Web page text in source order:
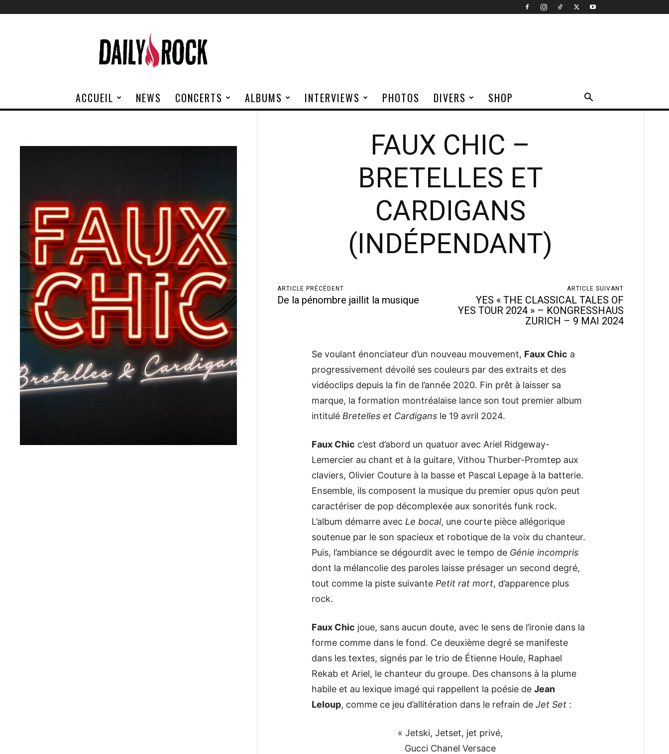
Rock
ACCUEIL NEWS CONCERTS ALBUMS INTERVIEWS PHOTOS DIVERS SHOP
FAUX CHIC –
BRETELLES ET
CARDIGANS
(INDÉPENDANT)
ARTICLE PRÉCÉDENT
De la pénombre jaillit la musique
ARTICLE SUIVANT
YES « THE CLASSICAL TALES OF
YES TOUR 2024 » – KONGRESSHAUS
ZURICH – 9 MAI 2024
Se voulant énonciateur d’un nouveau mouvement, Faux Chic a
progressivement dévoilé ses couleurs par des extraits et des
vidéoclips depuis la fin de l’année 2020. Fin prêt à laisser sa
marque, la formation montréalaise lance son tout premier album
intitulé Bretelles et Cardigans le 19 avril 2024.
Faux Chic c’est d’abord un quatuor avec Ariel Ridgeway-
Lemercier au chant et à la guitare, Vithou Thurber-Promtep aux
claviers, Olivier Couture à la basse et Pascal Lepage à la batterie.
Ensemble, ils composent la musique du premier opus qu’on peut
caractériser de pop décomplexée aux sonorités funk rock.
L’album démarre avec Le bocal, une courte pièce allégorique
soutenue par le son spacieux et robotique de la voix du chanteur.
Puis, l’ambiance se dégourdit avec le tempo de Génie incompris
dont la mélancolie des paroles laisse présager un second degré,
tout comme la piste suivante Petit rat mort, d’apparence plus
rock.
Faux Chic joue, sans aucun doute, avec le sens de l’ironie dans la
forme comme dans le fond. Ce deuxième degré se manifeste
dans les textes, signés par le trio de Étienne Houle, Raphael
Rekab et Ariel, le chanteur du groupe. Des chansons à la plume
habile et au lexique imagé qui rappellent la poésie deJean
Leloup, comme ce jeu d’allitération dans le refrain deJet Set :
« Jetski, Jetset, jet privé,
Gucci Chanel Versace